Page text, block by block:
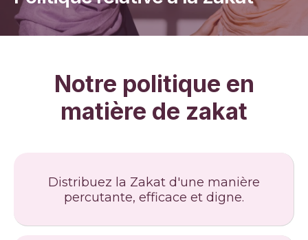
Notre politique en
matière de zakat
Distribuez la Zakat d'une manière
percutante, efficace et digne.